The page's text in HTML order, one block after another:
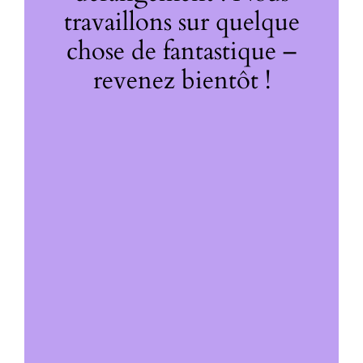
travaillons sur quelque
chose de fantastique –
revenez bientôt !